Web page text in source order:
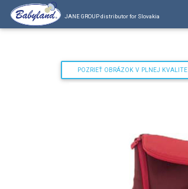
JANE GROUP distributor for Slovakia
POZRIEŤ OBRÁZOK V PLNEJ KVALITE